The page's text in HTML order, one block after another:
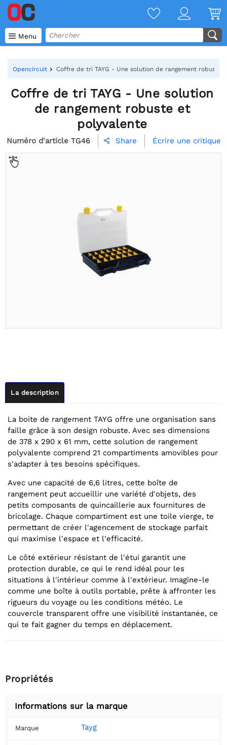
 Menu
Opencircuit Coffre de tri TAYG - Une solution de rangement robuste
Coffre de tri TAYG - Une solution
de rangement robuste et
polyvalente
Numéro d'article TG46  Share Écrire une critique
La description
La boite de rangement TAYG offre une organisation sans
faille grâce à son design robuste. Avec ses dimensions
de 378 x 290 x 61 mm, cette solution de rangement
polyvalente comprend 21 compartiments amovibles pour
s'adapter à tes besoins spécifiques.
Avec une capacité de 6,6 litres, cette boîte de
rangement peut accueillir une variété d'objets, des
petits composants de quincaillerie aux fournitures de
bricolage. Chaque compartiment est une toile vierge, te
permettant de créer l'agencement de stockage parfait
qui maximise l'espace et l'efficacité.
Le côté extérieur résistant de l'étui garantit une
protection durable, ce qui le rend idéal pour les
situations à l'intérieur comme à l'extérieur. Imagine-le
comme une boîte à outils portable, prête à affronter les
rigueurs du voyage ou les conditions météo. Le
couvercle transparent offre une visibilité instantanée, ce
qui te fait gagner du temps en déplacement.
Propriétés
Informations sur la marque
Marque Tayg